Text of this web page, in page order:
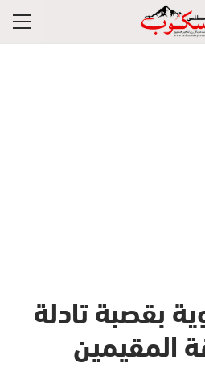
بقصبة تادلة
المقيمين